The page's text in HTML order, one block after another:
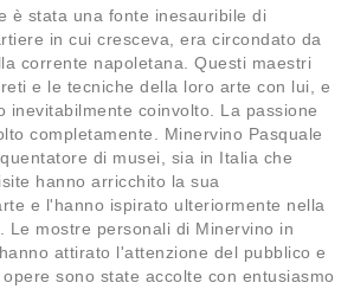
è stata una fonte inesauribile di
in cui cresceva, era circondato da
corrente napoletana. Questi maestri
e le tecniche della loro arte con lui, e
inevitabilmente coinvolto. La passione
completamente. Minervino Pasquale
di musei, sia in Italia che
hanno arricchito la sua
e l'hanno ispirato ulteriormente nella
Le mostre personali di Minervino in
attirato l'attenzione del pubblico e
sono state accolte con entusiasmo